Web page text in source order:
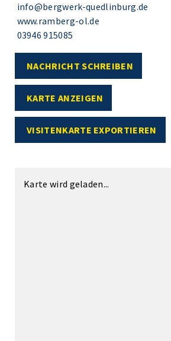
info@bergwerk-quedlinburg.de
www.ramberg-ol.de
03946 915085
NACHRICHT SCHREIBEN
KARTE ANZEIGEN
VISITENKARTE EXPORTIEREN
Karte wird geladen...